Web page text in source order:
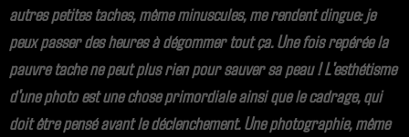
autres petites taches, même minuscules, me rendent dingue: je
peux passer des heures à dégommer tout ça. Une fois repérée la
pauvre tache ne peut plus rien pour sauver sa peau ! L'esthétisme
d'une photo est une chose primordiale ainsi que le cadrage, qui
doit être pensé avant le déclenchement. Une photographie, même